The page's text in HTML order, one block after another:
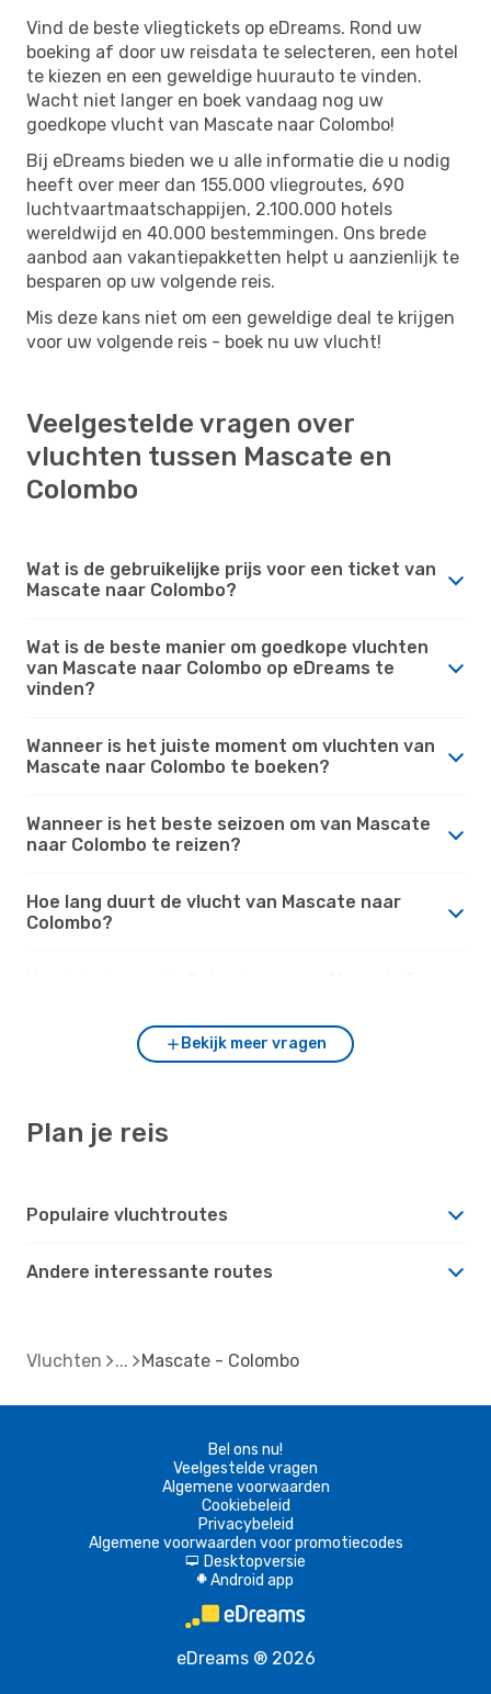
Vind de beste vliegtickets op eDreams. Rond uw
boeking af door uw reisdata te selecteren, een hotel
te kiezen en een geweldige huurauto te vinden.
Wacht niet langer en boek vandaag nog uw
goedkope vlucht van Mascate naar Colombo!
Bij eDreams bieden we u alle informatie die u nodig
heeft over meer dan 155.000 vliegroutes, 690
luchtvaartmaatschappijen, 2.100.000 hotels
wereldwijd en 40.000 bestemmingen. Ons brede
aanbod aan vakantiepakketten helpt u aanzienlijk te
besparen op uw volgende reis.
Mis deze kans niet om een ​​geweldige deal te krijgen
voor uw volgende reis - boek nu uw vlucht!
Veelgestelde vragen over
vluchten tussen Mascate en
Colombo
Wat is de gebruikelijke prijs voor een ticket van
Mascate naar Colombo?
Wat is de beste manier om goedkope vluchten
van Mascate naar Colombo op eDreams te
vinden?
Wanneer is het juiste moment om vluchten van
Mascate naar Colombo te boeken?
Wanneer is het beste seizoen om van Mascate
naar Colombo te reizen?
Hoe lang duurt de vlucht van Mascate naar
Colombo?
Bekijk meer vragen
Plan je reis
Populaire vluchtroutes
Andere interessante routes
Vluchten Mascate - Colombo
Bel ons nu!
Veelgestelde vragen
Algemene voorwaarden
Cookiebeleid
Privacybeleid
Algemene voorwaarden voor promotiecodes
d Desktopversie
A Android app
eDreams ® 2026